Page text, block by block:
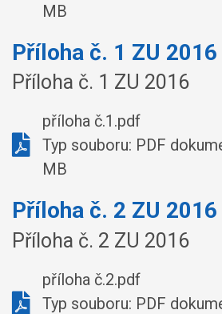
MB
Příloha č. 1 ZU 2016
Příloha č. 1 ZU 2016
příloha č.1.pdf
Typ souboru: PDF
MB
Příloha č. 2 ZU 2016
Příloha č. 2 ZU 2016
příloha č.2.pdf
Typ souboru: PDF